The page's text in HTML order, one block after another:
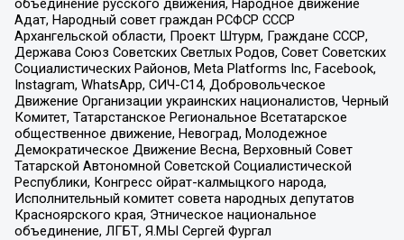
Адат, Народный совет граждан РСФСР СССР
Архангельской области, Проект Штурм, Граждане СССР,
Держава Союз Советских Светлых Родов, Совет Советских
Социалистических Районов, Meta Platforms Inc, Facebook,
Instagram, WhatsApp, СИЧ-С14, Добровольческое
Движение Организации украинских националистов, Черный
Комитет, Татарстанское Региональное Всетатарское
общественное движение, Невоград, Молодежное
Демократическое Движение Весна, Верховный Совет
Татарской Автономной Советской Социалистической
Республики, Конгресс ойрат-калмыцкого народа,
Исполнительный комитет совета народных депутатов
Красноярского края, Этническое национальное
объединение, ЛГБТ, Я.МЫ Сергей Фургал